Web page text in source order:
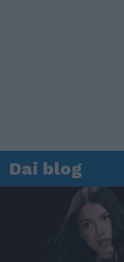
Dai blog